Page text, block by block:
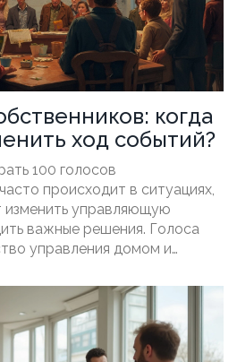
когда
ход событий?
100 голосов
происходит в ситуациях,
управляющую
важные решения. Голоса
управления домом и
может значительно
над своим жилым